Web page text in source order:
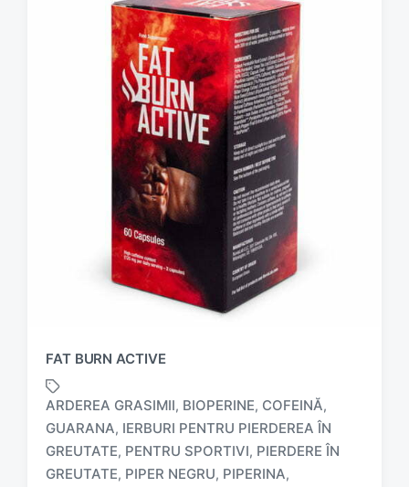
FAT BURN ACTIVE
ARDEREA GRASIMII, BIOPERINE, COFEINĂ,
GUARANA, IERBURI PENTRU PIERDEREA ÎN
GREUTATE, PENTRU SPORTIVI, PIERDERE ÎN
GREUTATE, PIPER NEGRU, PIPERINA,